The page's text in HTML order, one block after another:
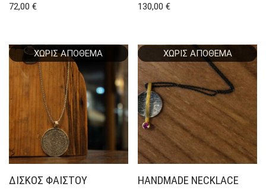
72,00 € 130,00€
ΧΩΡΊΣ ΑΠΌΘΕΜΑ
ΔΊΣΚΟΣ ΦΑΙΣΤΟΎ
ΧΩΡΊΣ ΑΠΌΘΕΜΑ
HANDMADE NECKLACE